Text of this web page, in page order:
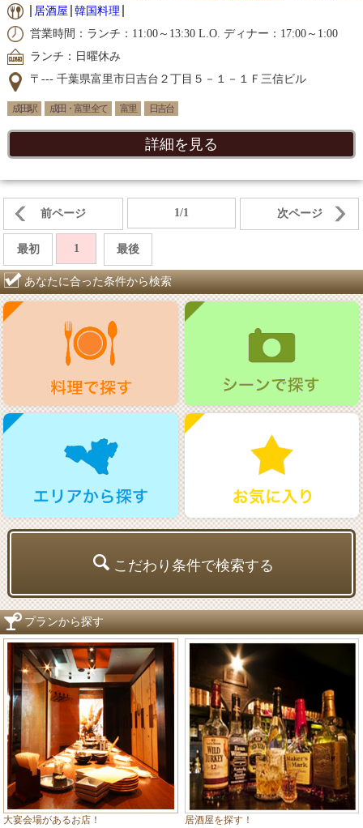
居酒屋 韓国料理
営業時間：ランチ：11:00～13:30 L.O. ディナー：17:00～1:00
ランチ：日曜休み
〒--- 千葉県富里市日吉台２丁目５－１－１Ｆ三信ビル
成田駅 成田・富里 全て 富里 日吉台
詳細を見る
前ページ 1/1 次ページ
最初 1 最後
あなたに合った条件から検索
こだわり条件で検索する
プランから探す
大宴会場があるお店！ 居酒屋を探す！